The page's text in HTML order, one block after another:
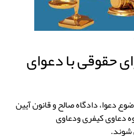
حقوقی با دعوای
دعوا، دادگاه صالح و قانون آیین
دعاوی کیفری ودعاوی